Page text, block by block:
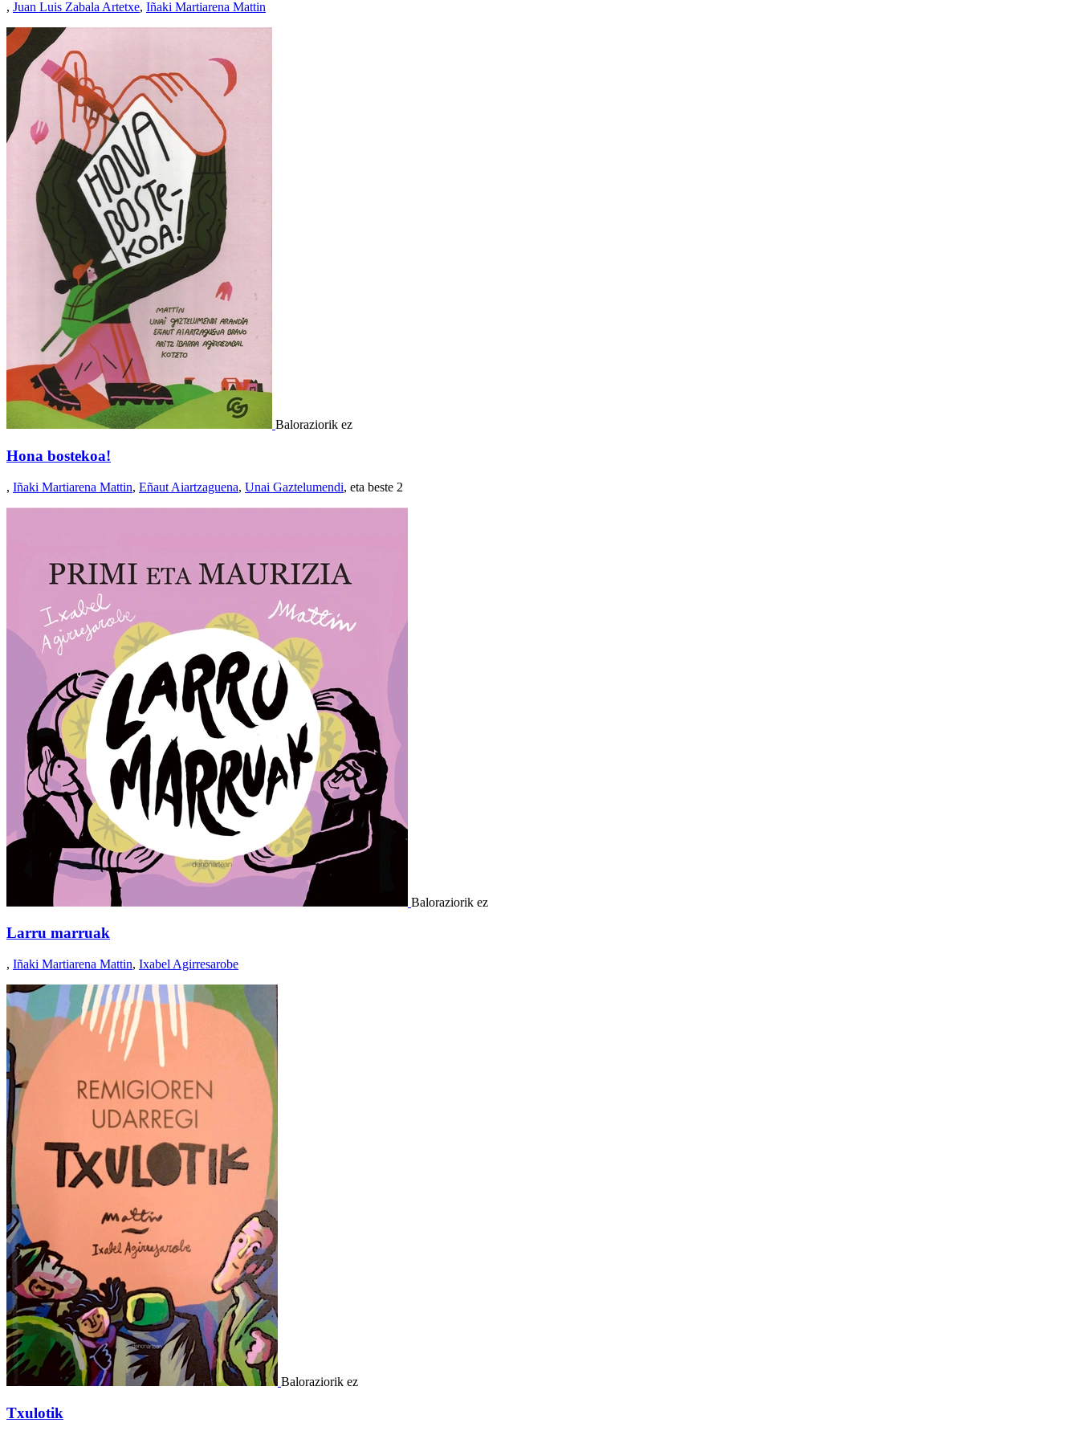
, Juan Luis Zabala Artetxe, Iñaki Martiarena Mattin
Baloraziorik ez
Hona bostekoa!
, Iñaki Martiarena Mattin, Eñaut Aiartzaguena, Unai Gaztelumendi, eta beste 2
Baloraziorik ez
Larru marruak
, Iñaki Martiarena Mattin, Ixabel Agirresarobe
Baloraziorik ez
Txulotik